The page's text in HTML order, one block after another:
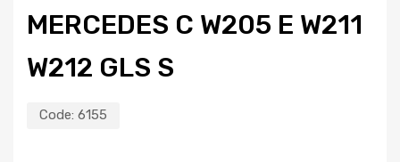
MERCEDES C W205 E W211
W212 GLS S
Code: 6155